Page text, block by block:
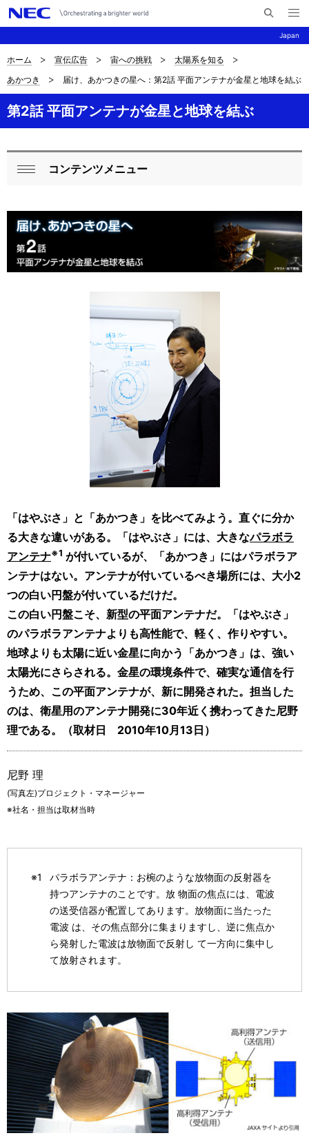
Japan
イ
検
メ
ニ
ュ
く
ナ
ビ
ゲ
ー
シ
サ
イ
ト
の
在
位
置
ホーム 宣伝広告 宙への挑戦
太陽系を知る
あかつき
届け、あかつきの星へ：第2話 平面アンテナが金星と地球を結ぶ
第2話 平面アンテナが金星と地球を結ぶ
ロ
カ
ル
ナ
る
コンテンツメニュー
「はやぶさ」と「あかつき」を比べてみよう。直ぐに分か
る大きな違いがある。「はやぶさ」には、大きなパラボラ
アンテナ※1 が付いているが、「あかつき」にはパラボラア
ンテナはない。アンテナが付いているべき場所には、大小2
つの白い円盤が付いているだけだ。
この白い円盤こそ、新型の平面アンテナだ。「はやぶさ」
のパラボラアンテナよりも高性能で、軽く、作りやすい。
地球よりも太陽に近い金星に向かう「あかつき」は、強い
太陽光にさらされる。金星の環境条件で、確実な通信を行
うため、この平面アンテナが、新に開発された。担当した
のは、衛星用のアンテナ開発に30年近く携わってきた尼野
理である。（取材日 2010年10月13日）
尼野 理
(写真左)プロジェクト・マネージャー
※社名・担当は取材当時
※1
パラボラアンテナ：お椀のような放物面の反射器を
持つアンテナのことです。放 物面の焦点には、電波
の送受信器が配置してあります。放物面に当たった
電波 は、その焦点部分に集まりますし、逆に焦点か
ら発射した電波は放物面で反射し て一方向に集中し
て放射されます。